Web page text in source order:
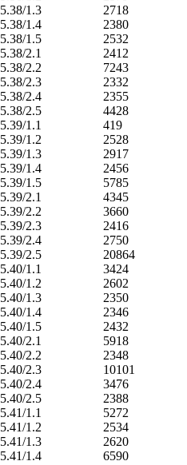
5.38/1.3
2718
5.38/1.4
2380
5.38/1.5
2532
5.38/2.1
2412
5.38/2.2
7243
5.38/2.3
2332
5.38/2.4
2355
5.38/2.5
4428
5.39/1.1
419
5.39/1.2
2528
5.39/1.3
2917
5.39/1.4
2456
5.39/1.5
5785
5.39/2.1
4345
5.39/2.2
3660
5.39/2.3
2416
5.39/2.4
2750
5.39/2.5
20864
5.40/1.1
3424
5.40/1.2
2602
5.40/1.3
2350
5.40/1.4
2346
5.40/1.5
2432
5.40/2.1
5918
5.40/2.2
2348
5.40/2.3
10101
5.40/2.4
3476
5.40/2.5
2388
5.41/1.1
5272
5.41/1.2
2534
5.41/1.3
2620
5.41/1.4
6590